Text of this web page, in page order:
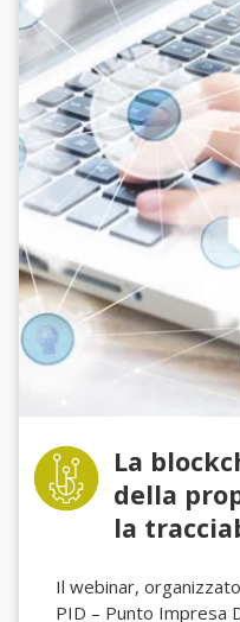
La
della
la
Il webinar,
PID – Punto Impresa